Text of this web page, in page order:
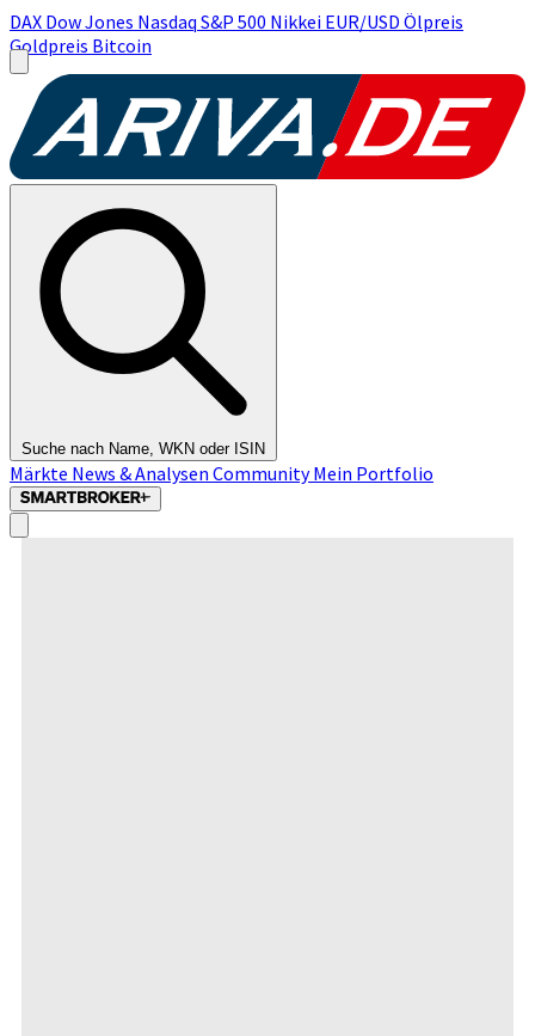
DAX Dow Jones Nasdaq S&P 500 Nikkei EUR/USD Ölpreis
Goldpreis Bitcoin
Suche nach Name, WKN oder ISIN
Märkte News & Analysen CommunityMein Portfolio